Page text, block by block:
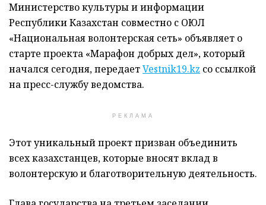
Министерство культуры и информации
Республики Казахстан совместно с ОЮЛ
«Национальная волонтерская сеть» объявляет о
старте проекта «Марафон добрых дел», который
начался сегодня, передаетVestnik19.kz со ссылкой
на пресс-службу ведомства.
РЕКЛАМА
Этот уникальный проект призван объединить
всех казахстанцев, которые вносят вклад в
волонтерскую и благотворительную деятельность.